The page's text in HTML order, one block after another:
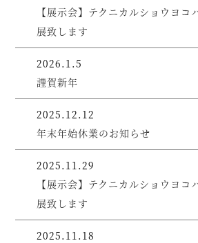
【展示会】テクニカルショウヨ
展致します
2026.1.5
謹賀新年
2025.12.12
年末年始休業のお知らせ
2025.11.29
【展示会】テクニカルショウヨ
展致します
2025.11.18